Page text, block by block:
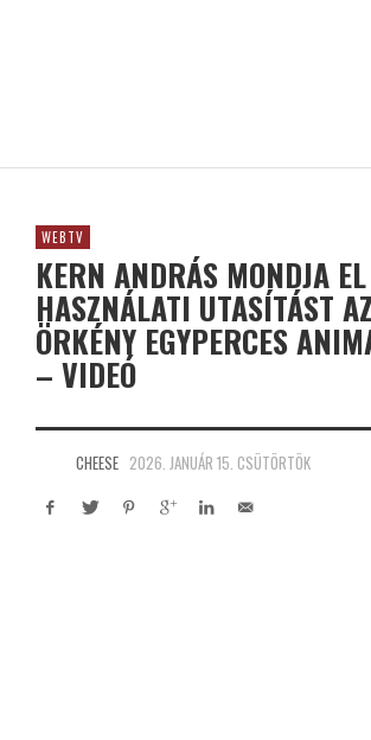
WEBTV
KERN ANDRÁS MONDJA
HASZNÁLATI UTASÍTÁST
ÖRKÉNY EGYPERCES
– VIDEÓ
CHEESE 2026. JANUÁR 15. CSÜTÖRTÖK